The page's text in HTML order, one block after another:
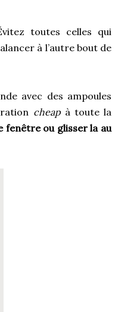
toutes celles qui
à l’autre bout de
avec des ampoules
cheapà toute la
fenêtre ou glisser la au